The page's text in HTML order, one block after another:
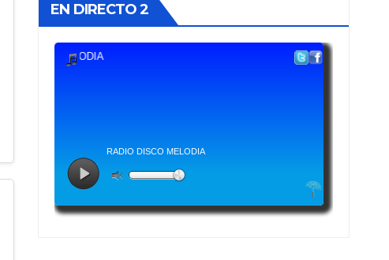
EN DIRECTO 2